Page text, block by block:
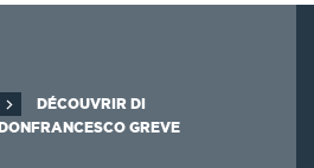
DÉCOUVRIR DI
DONFRANCESCO GREVE